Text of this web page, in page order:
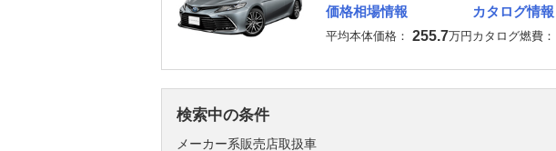
価格相場情報
平均本体価格： 255.7万円
カタログ情報
カタログ燃費：
検索中の条件
メーカー系販売店取扱車